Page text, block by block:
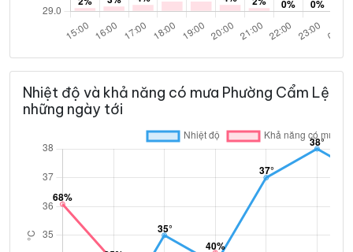
Nhiệt độ và khả năng có mưa Phường Cẩm Lệ
những ngày tới